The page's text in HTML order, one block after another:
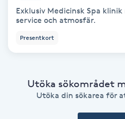
Spa-pedikyr
Spraytan
Sugaring
Exklusiv Medicinsk Spa
service och atmosfär.
Presentkort
Utöka sökområdet
Utöka din sökarea för